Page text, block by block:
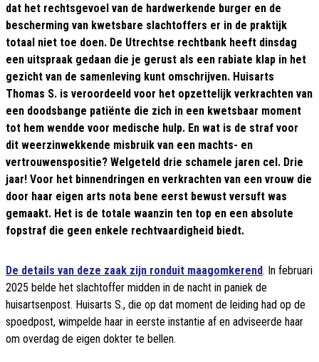
dat het rechtsgevoel van de hardwerkende burger en de
bescherming van kwetsbare slachtoffers er in de praktijk
totaal niet toe doen. De Utrechtse rechtbank heeft dinsdag
een uitspraak gedaan die je gerust als een rabiate klap in het
gezicht van de samenleving kunt omschrijven. Huisarts
Thomas S. is veroordeeld voor het opzettelijk verkrachten van
een doodsbange patiënte die zich in een kwetsbaar moment
tot hem wendde voor medische hulp. En wat is de straf voor
dit weerzinwekkende misbruik van een machts- en
vertrouwenspositie? Welgeteld drie schamele jaren cel. Drie
jaar! Voor het binnendringen en verkrachten van een vrouw die
door haar eigen arts nota bene eerst bewust versuft was
gemaakt. Het is de totale waanzin ten top en een absolute
fopstraf die geen enkele rechtvaardigheid biedt.
De details van deze zaak zijn ronduit maagomkerend. In februari
2025 belde het slachtoffer midden in de nacht in paniek de
huisartsenpost. Huisarts S., die op dat moment de leiding had op de
spoedpost, wimpelde haar in eerste instantie af en adviseerde haar
om overdag de eigen dokter te bellen.